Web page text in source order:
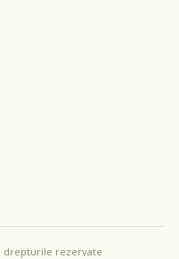
drepturile rezervate